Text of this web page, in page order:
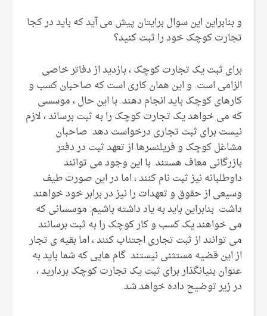
و بنابراین این سوال برایتان پیش می آید که باید در کجا
تجارت کوچک خود را ثبت کنید؟
برای ثبت یک تجارت کوچک ، بازدید از دفاتر خاصی
الزامی است. و این همان کاری است که صاحبان کسب و
کارهای کوچک باید انجام دهند. با این حال ، موسسی
که می خواهد یک تجارت کوچک را به ثبت برساند ، لازم
نیست برای ثبت تجاری درخواست دهد. صاحبان
مشاغل کوچک و فریلنسرها از تعهد ثبت در دفتر
بازرگانی معاف هستند. با این وجود می توانند
داوطلبانه نیز ثبت نام کنند ، اما در این صورت طیف
وسیعی از حقوق و تعهدات را نیز در برابر خود خواهند
داشت. بنابراین باید به یاد داشته باشیم: موسسانی که
می خواهند یک کسب و کار کوچک را به ثبت برسانند
می توانند از ثبت تجاری اجتناب کنند ، اما بقیه ی تجار
از این قضیه مستثنی نیستند. گام هایی که شما باید به
عنوان بنیانگذار برای ثبت یک تجارت کوچک بردارید ،
در زیر توضیح داده خواهد شد.